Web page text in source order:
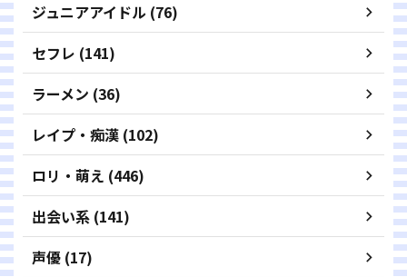
ジュニアアイドル (76)
セフレ (141)
ラーメン (36)
レイプ・痴漢 (102)
ロリ・萌え (446)
出会い系 (141)
声優 (17)